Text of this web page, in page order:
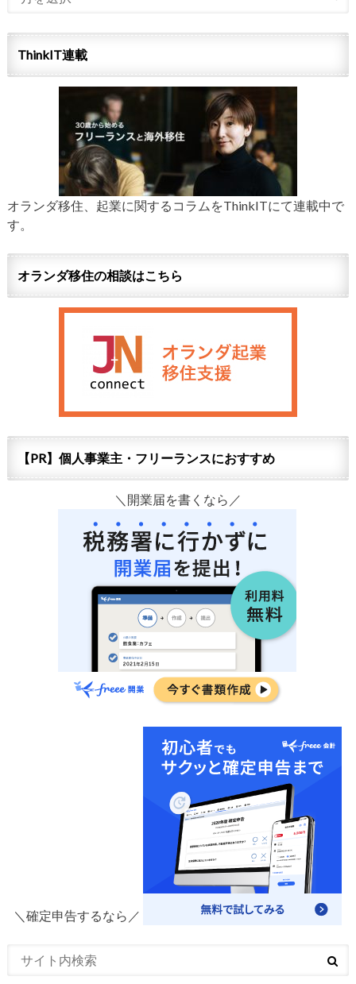
ThinkIT連載
オランダ移住、起業に関するコラムをThinkITにて連載中で
す。
オランダ移住の相談はこちら
【PR】個人事業主・フリーランスにおすすめ
＼開業届を書くなら／
＼確定申告するなら／